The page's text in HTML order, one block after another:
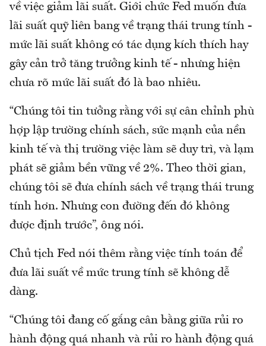
về việc giảm lãi suất. Giới chức Fed muốn đưa
lãi suất quỹ liên bang về trạng thái trung tính -
mức lãi suất không có tác dụng kích thích hay
gây cản trở tăng trưởng kinh tế - nhưng hiện
chưa rõ mức lãi suất đó là bao nhiêu.
“Chúng tôi tin tưởng rằng với sự cân chỉnh phù
hợp lập trường chính sách, sức mạnh của nền
kinh tế và thị trường việc làm sẽ duy trì, và lạm
phát sẽ giảm bền vững về 2%. Theo thời gian,
chúng tôi sẽ đưa chính sách về trạng thái trung
tính hơn. Nhưng con đường đến đó không
được định trước”, ông nói.
Chủ tịch Fed nói thêm rằng việc tính toán để
đưa lãi suất về mức trung tính sẽ không dễ
dàng.
“Chúng tôi đang cố gắng cân bằng giữa rủi ro
hành động quá nhanh và rủi ro hành động quá